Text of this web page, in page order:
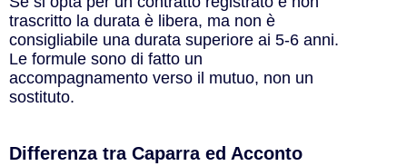
trascritto la durata è libera, ma non è
consigliabile una durata superiore ai 5-6 anni.
Le formule sono di fatto un
accompagnamento verso il mutuo, non un
sostituto.
Differenza tra Caparra ed Acconto